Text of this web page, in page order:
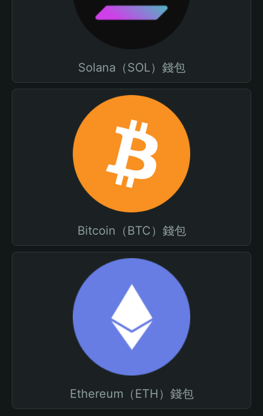
Solana（SOL）錢包
Bitcoin（BTC）錢包
Ethereum（ETH）錢包